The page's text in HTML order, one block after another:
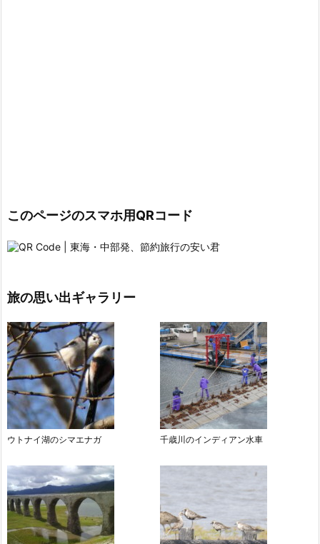
このページのスマホ用QRコード
旅の思い出ギャラリー
ウトナイ湖のシマエナガ 千歳川のインディアン水車